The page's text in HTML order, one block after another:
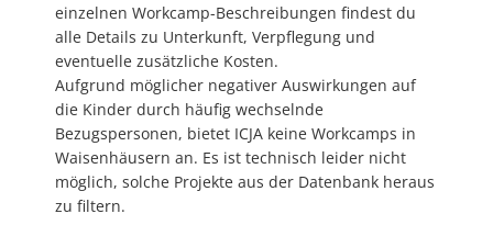
einzelnen Workcamp-Beschreibungen findest du
alle Details zu Unterkunft, Verpflegung und
eventuelle zusätzliche Kosten.
Aufgrund möglicher negativer Auswirkungen auf
die Kinder durch häufig wechselnde
Bezugspersonen, bietet ICJA keine Workcamps in
Waisenhäusern an. Es ist technisch leider nicht
möglich, solche Projekte aus der Datenbank heraus
zu filtern.